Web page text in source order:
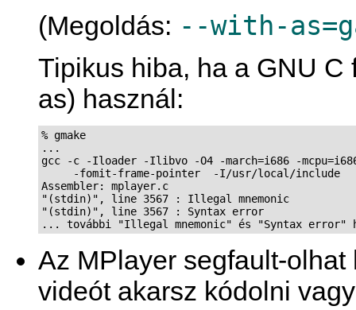
(Megoldás: --with-
Tipikus hiba, ha a GNU
as) használ:
% gmake
...
gcc -c -Iloader -Ilibvo -O4 -march=i686 -
-fomit-frame-pointer  -I/usr/local/include
Assembler: mplayer.c
"(stdin)", line 3567 : Illegal mnemonic
"(stdin)", line 3567 : Syntax error
Az MPlayer segfault-olhat
videót akarsz kódolni